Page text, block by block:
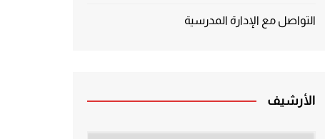
التواصل مع الإدارة المدرسية
الأرشيف